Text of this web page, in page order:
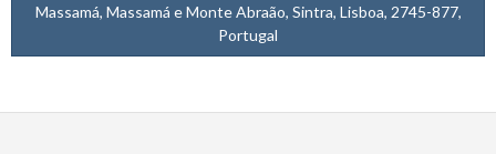
Massamá, Massamá e Monte Abraão, Sintra, Lisboa, 2745-877,
Portugal